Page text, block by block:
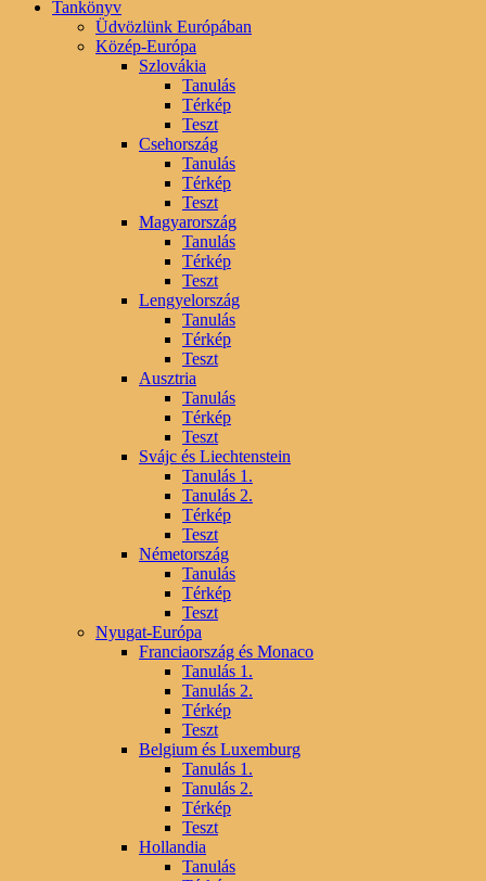
Tankönyv
Üdvözlünk Európában
Közép-Európa
Szlovákia
Tanulás
Térkép
Teszt
Csehország
Tanulás
Térkép
Teszt
Magyarország
Tanulás
Térkép
Teszt
Lengyelország
Tanulás
Térkép
Teszt
Ausztria
Tanulás
Térkép
Teszt
Svájc és Liechtenstein
Tanulás 1.
Tanulás 2.
Térkép
Teszt
Németország
Tanulás
Térkép
Teszt
Nyugat-Európa
Franciaország és Monaco
Tanulás 1.
Tanulás 2.
Térkép
Teszt
Belgium és Luxemburg
Tanulás 1.
Tanulás 2.
Térkép
Teszt
Hollandia
Tanulás